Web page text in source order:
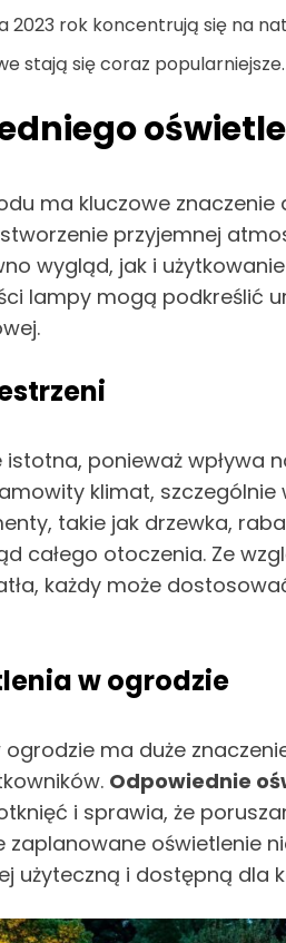
2023 rok koncentrują się na
stają się coraz popularniejsze.
ma kluczowe
przyjemnej
wygląd, jak i
lampy mogą podkreślić
istotna, ponieważ wpływa
klimat, szczególnie
takie jak drzewka,
całego otoczenia. Ze
każdy może
w ogrodzie
ogrodzie ma duże
Odpowiednie
i sprawia, że
zaplanowane oświetlenie
użyteczną i dostępną dla